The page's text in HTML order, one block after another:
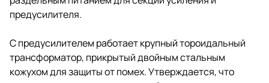
предусилителя.
С предусилителем работает крупный тороидальный
трансформатор, прикрытый двойным стальным
кожухом для защиты от помех. Утверждается, что